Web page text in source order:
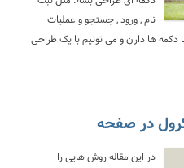
نام , ورود , جستجو و عملیات
دکمه ها دارن و می تونیم با یک طراحی
در صفحه
در این مقاله روش هایی را